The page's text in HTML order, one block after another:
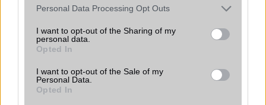
Please note that this website/app uses one or more Google
not limited to your visit or usage behaviour. You may click to
grant or deny consent to Google and its third-party tags to
use your data for below specified purposes in below Google
consent section.
Personal Data Processing Opt Outs
I want to opt-out of the Sharing of my
personal data.
Opted In
I want to opt-out of the Sale of my
Personal Data.
Opted In
Office alkalmazások
DV = Document viewer (Word,
Iránytũ
EGYÉB